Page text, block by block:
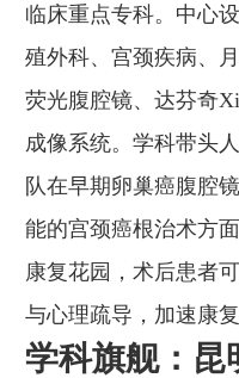
临床重点专科。中心
殖外科、宫颈疾病、
荧光腹腔镜、达芬奇
成像系统。学科带头
队在早期卵巢癌腹腔
能的宫颈癌根治术方
康复花园，术后患者
与心理疏导，加速康复
学科旗舰：昆